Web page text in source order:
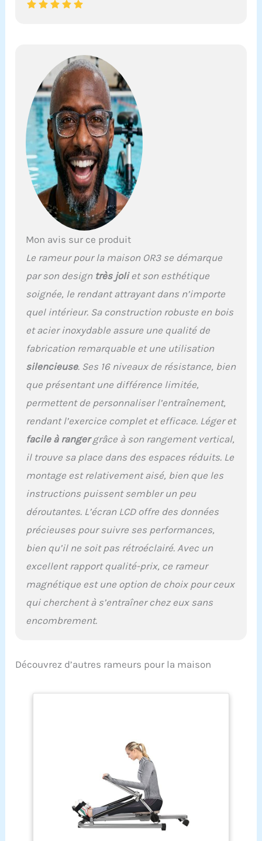
Mon avis sur ce produit
Le rameur pour la maison OR3 se démarque
par son design très joliet son esthétique
soignée, le rendant attrayant dans n’importe
quel intérieur. Sa construction robuste en bois
et acier inoxydable assure une qualité de
fabrication remarquable et une utilisation
silencieuse. Ses 16 niveaux de résistance, bien
que présentant une différence limitée,
permettent de personnaliser l’entraînement,
rendant l’exercice complet et efficace. Léger et
facile à rangergrâce à son rangement vertical,
il trouve sa place dans des espaces réduits. Le
montage est relativement aisé, bien que les
instructions puissent sembler un peu
déroutantes. L’écran LCD offre des données
précieuses pour suivre ses performances,
bien qu’il ne soit pas rétroéclairé. Avec un
excellent rapport qualité-prix, ce rameur
magnétique est une option de choix pour ceux
qui cherchent à s’entraîner chez eux sans
encombrement.
Découvrez d’autres rameurs pour la maison